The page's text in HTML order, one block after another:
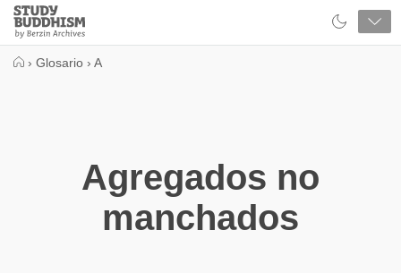
Close
Study
Buddhism
› Glosario › A
Agregados no
manchados